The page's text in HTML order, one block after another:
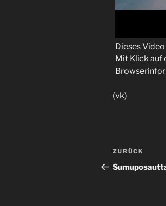
Dieses
Mit Klick auf
(vk)
Vorheriger
Beitrag
ZURÜCK